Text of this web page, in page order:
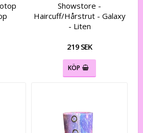
Showstore -
Haircuff/Hårstrut - Galaxy
- Liten
219 SEK
KÖP